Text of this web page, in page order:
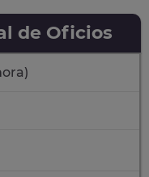
de Oficios